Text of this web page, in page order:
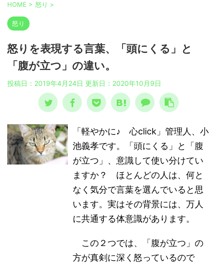
HOME > 怒り >
怒り
怒りを表現する言葉、「頭にくる」と
「腹が立つ」の違い。
投稿日：2019年4月24日 更新日： 2020年10月9日
「軽やかに♪ 心click」管理人、小
池義孝です。「頭にくる」と「腹
が立つ」、意識して使い分けてい
ますか？ ほとんどの人は、何と
なく気分で言葉を選んでいると思
います。実はその背景には、万人
に共通する体意識があります。
この２つでは、「腹が立つ」の
方が真剣に深く怒っているので